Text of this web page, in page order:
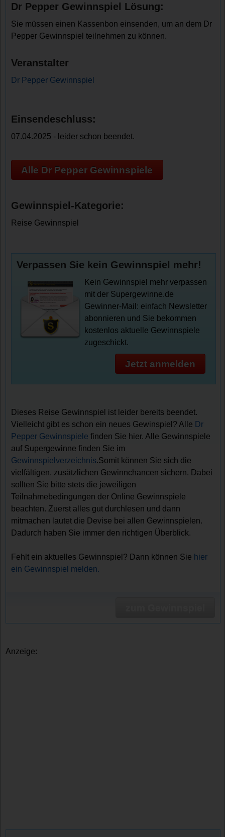
Dr Pepper Gewinnspiel Lösung:
Sie müssen einen Kassenbon einsenden, um an dem Dr
Pepper Gewinnspiel teilnehmen zu können.
Veranstalter
Dr Pepper Gewinnspiel
Einsendeschluss:
07.04.2025 - leider schon beendet.
Alle Dr Pepper Gewinnspiele
Gewinnspiel-Kategorie:
Reise Gewinnspiel
Verpassen Sie kein Gewinnspiel mehr!
Kein Gewinnspiel mehr verpassen
mit der Supergewinne.de
Gewinner-Mail: einfach Newsletter
abonnieren und Sie bekommen
kostenlos aktuelle Gewinnspiele
zugeschickt.
Jetzt anmelden
Dieses Reise Gewinnspiel ist leider bereits beendet.
Vielleicht gibt es schon ein neues Gewinspiel? Alle Dr
Pepper Gewinnspiele finden Sie hier. Alle Gewinnspiele
auf Supergewinne finden Sie im
Gewinnspielverzeichnis.Somit können Sie sich die
vielfältigen, zusätzlichen Gewinnchancen sichern. Dabei
sollten Sie bitte stets die jeweiligen
Teilnahmebedingungen der Online Gewinnspiele
beachten. Zuerst alles gut durchlesen und dann
mitmachen lautet die Devise bei allen Gewinnspielen.
Dadurch haben Sie immer den richtigen Überblick.
Fehlt ein aktuelles Gewinnspiel? Dann können Sie hier
ein Gewinnspiel melden.
Anzeige: